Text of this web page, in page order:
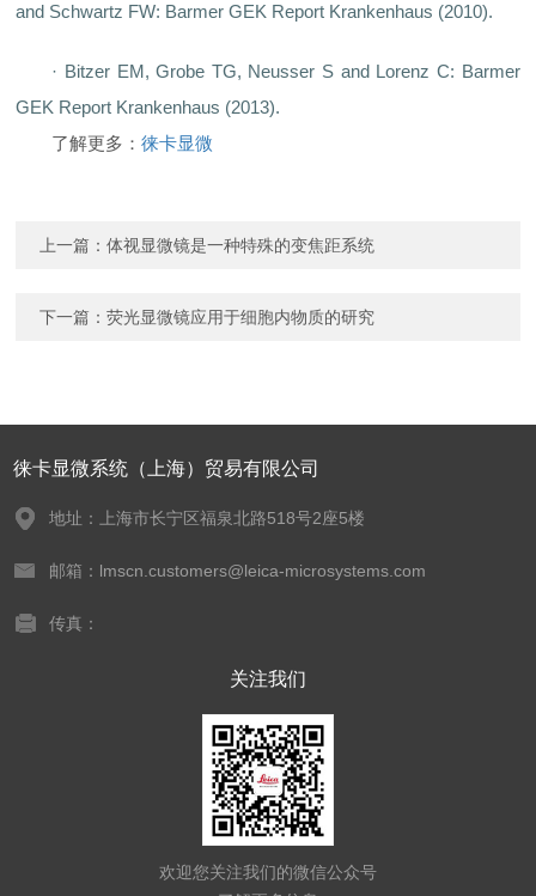
and Schwartz FW: Barmer GEK Report Krankenhaus (2010).
· Bitzer EM, Grobe TG, Neusser S and Lorenz C: Barmer
GEK Report Krankenhaus (2013).
了解更多：徕卡显微
上一篇：体视显微镜是一种特殊的变焦距系统
下一篇：荧光显微镜应用于细胞内物质的研究
徕卡显微系统（上海）贸易有限公司
地址：上海市长宁区福泉北路518号2座5楼
邮箱：lmscn.customers@leica-microsystems.com
传真：
关注我们
欢迎您关注我们的微信公众号